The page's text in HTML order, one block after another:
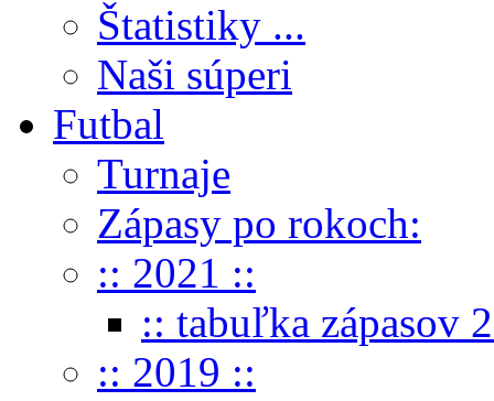
Štatistiky ...
Naši súperi
Futbal
Turnaje
Zápasy po rokoch:
:: 2021 ::
:: tabuľka zápasov
:: 2019 ::